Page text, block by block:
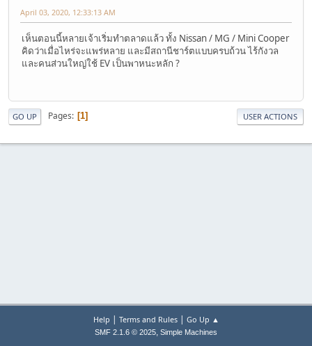
April 03, 2020, 12:33:13 AM
เห็นตอนนี้หลายเจ้าเริ่มทำตลาดแล้ว ทั้ง Nissan / MG / Mini Cooper
คิดว่าเมื่อไหร่จะแพร่หลาย และมีสถานีชาร์ตแบบครบถ้วน ไร้กังวล
และคนส่วนใหญ่ใช้ EV เป็นพาหนะหลัก ?
GO UP Pages 1 USER ACTIONS
Help | Terms and Rules| Go Up ▲
SMF 2.1.6 © 2025, Simple Machines